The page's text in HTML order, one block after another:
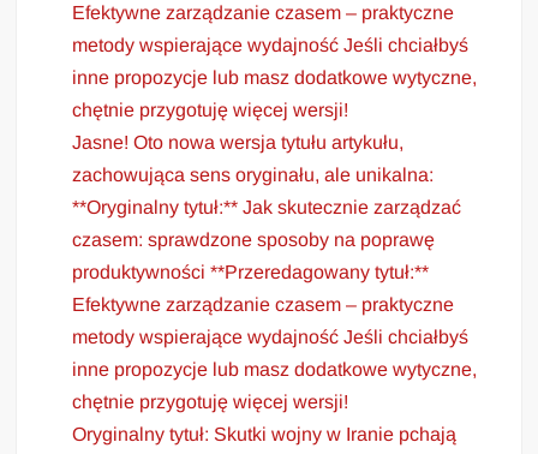
Efektywne zarządzanie czasem – praktyczne
metody wspierające wydajność Jeśli chciałbyś
inne propozycje lub masz dodatkowe wytyczne,
chętnie przygotuję więcej wersji!
Jasne! Oto nowa wersja tytułu artykułu,
zachowująca sens oryginału, ale unikalna:
**Oryginalny tytuł:** Jak skutecznie zarządzać
czasem: sprawdzone sposoby na poprawę
produktywności **Przeredagowany tytuł:**
Efektywne zarządzanie czasem – praktyczne
metody wspierające wydajność Jeśli chciałbyś
inne propozycje lub masz dodatkowe wytyczne,
chętnie przygotuję więcej wersji!
Oryginalny tytuł: Skutki wojny w Iranie pchają